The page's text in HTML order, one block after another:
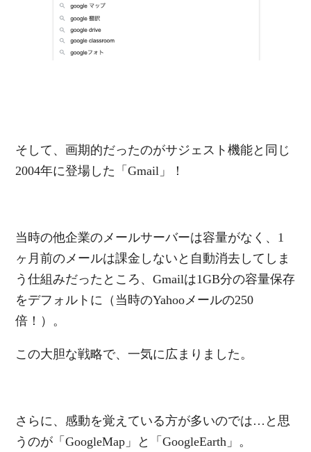
そして、画期的だったのがサジェスト機能と同じ
2004年に登場した「Gmail」！
当時の他企業のメールサーバーは容量がなく、1
ヶ月前のメールは課金しないと自動消去してしま
う仕組みだったところ、Gmailは1GB分の容量保存
をデフォルトに（当時のYahooメールの250
倍！）。
この大胆な戦略で、一気に広まりました。
さらに、感動を覚えている方が多いのでは…と思
うのが「GoogleMap」と「GoogleEarth」。